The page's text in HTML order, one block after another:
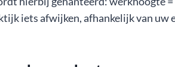
iets afwijken, afhankelijk van uw